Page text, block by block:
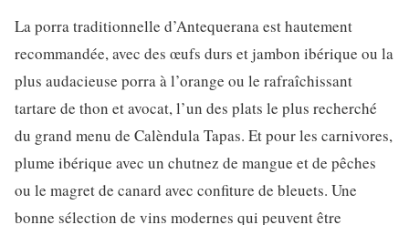
La porra traditionnelle d’Antequerana est hautement
recommandée, avec des œufs durs et jambon ibérique ou la
plus audacieuse porra à l’orange ou le rafraîchissant
tartare de thon et avocat, l’un des plats le plus recherché
du grand menu de Calèndula Tapas. Et pour les carnivores,
plume ibérique avec un chutnez de mangue et de pêches
ou le magret de canard avec confiture de bleuets. Une
bonne sélection de vins modernes qui peuvent être